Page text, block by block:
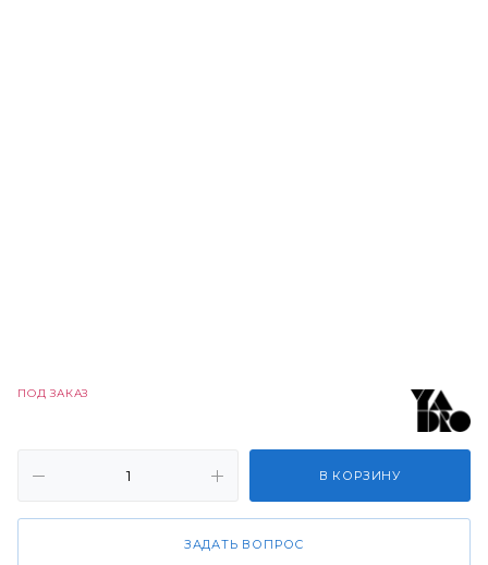
ПОД ЗАКАЗ
В КОРЗИНУ
ЗАДАТЬ ВОПРОС